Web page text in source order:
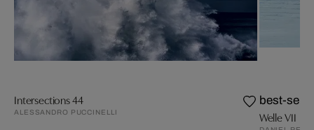
Intersections 44
ALESSANDRO PUCCINELLI
best-
Welle VII